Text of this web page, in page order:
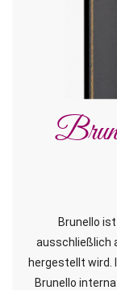
Brunello
ausschließlich
hergestellt wird.
Brunello